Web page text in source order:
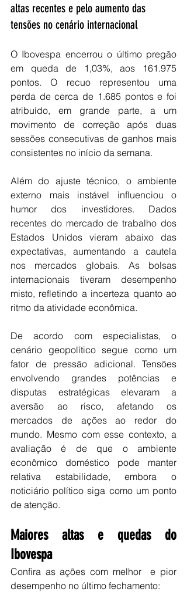
altas recentes e pelo aumento das
tensões no cenário internacional
O Ibovespa encerrou o último pregão
em queda de 1,03%, aos 161.975
pontos. O recuo representou uma
perda de cerca de 1.685 pontos e foi
atribuído, em grande parte, a um
movimento de correção após duas
sessões consecutivas de ganhos mais
consistentes no início da semana.
Além do ajuste técnico, o ambiente
externo mais instável influenciou o
humor dos investidores. Dados
recentes do mercado de trabalho dos
Estados Unidos vieram abaixo das
expectativas, aumentando a cautela
nos mercados globais. As bolsas
internacionais tiveram desempenho
misto, refletindo a incerteza quanto ao
ritmo da atividade econômica.
De acordo com especialistas, o
cenário geopolítico segue como um
fator de pressão adicional. Tensões
envolvendo grandes potências e
disputas estratégicas elevaram a
aversão ao risco, afetando os
mercados de ações ao redor do
mundo. Mesmo com esse contexto, a
avaliação é de que o ambiente
econômico doméstico pode manter
relativa estabilidade, embora o
noticiário político siga como um ponto
de atenção.
Maiores altas e quedas do
Ibovespa
Confira as ações com melhor  e pior
desempenho no último fechamento: